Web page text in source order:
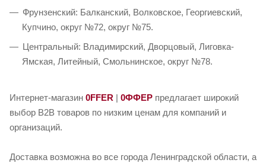
Фрунзенский: Балканский, Волковское, Георгиевский,
Купчино, округ №72, округ №75.
Центральный: Владимирский, Дворцовый, Лиговка-
Ямская, Литейный, Смольнинское, округ №78.
Интернет-магазин 0FFER | 0ФФЕР предлагает широкий
выбор B2B товаров по низким ценам для компаний и
организаций.
Доставка возможна во все города Ленинградской области, а